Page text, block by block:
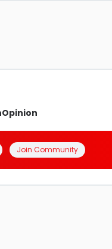
Opinion
Join Community